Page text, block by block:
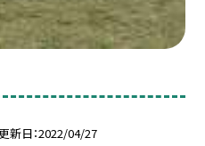
新日 2022/04/27